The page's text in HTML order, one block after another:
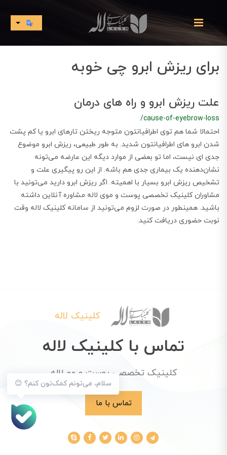
برای ریزش ابرو چی خوبه
علت ریزش ابرو و راه های درمان
/cause-of-eyebrow-loss
​​​​احتمالا شما هم توی اطرافیانتون متوجه ریختن تارهای ابرو یا کم پشت
شدن ابرو های اطرافیانتون شدید. به طور طبیعی، ریزش ابرو موضوع
جدی ای نیست، اما تو بعضی از موارد دیگه این عارضه می‌تونه
نشان‌دهنده یک بیماری جدی‌ هم باشه. از این‌ رو پیگیری علت و
تشخیص ریزش ابرو بسیار با اهمیته. اگر ریزش ابرو دارید می‌تونید با
مشاوران کلینیک تخصصی پوست و موی لاله مشاوره آنلاین داشته
باشید. همینطور در صورت لزوم می‌تونید از سامانه کلینیک لاله وقت
نوبت حضوری دریافت کنید.
سلام، می‌تونم کمک‌تون کنم؟ 😊
کلینیک لاله
تماس با کلینیک لاله
کلینیک تخصصی پوست و مو لاله
تماس با ما